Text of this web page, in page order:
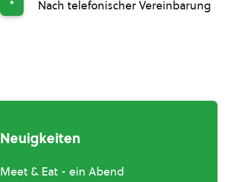
* Nach telefonischer Vereinbarung
Neuigkeiten
Meet & Eat - ein Abend